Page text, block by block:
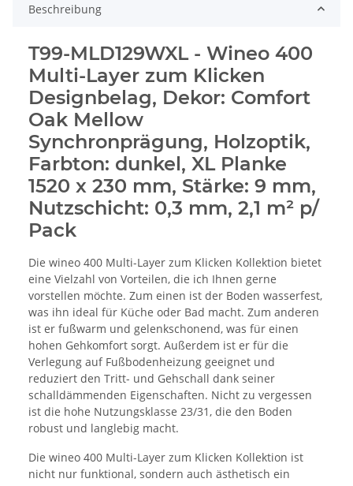
Beschreibung
T99-MLD129WXL - Wineo 400
Multi-Layer zum Klicken
Designbelag, Dekor: Comfort
Oak Mellow
Synchronprägung, Holzoptik,
Farbton: dunkel, XL Planke
1520 x 230 mm, Stärke: 9 mm,
Nutzschicht: 0,3 mm, 2,1 m² p/
Pack
Die wineo 400 Multi-Layer zum Klicken Kollektion bietet
eine Vielzahl von Vorteilen, die ich Ihnen gerne
vorstellen möchte. Zum einen ist der Boden wasserfest,
was ihn ideal für Küche oder Bad macht. Zum anderen
ist er fußwarm und gelenkschonend, was für einen
hohen Gehkomfort sorgt. Außerdem ist er für die
Verlegung auf Fußbodenheizung geeignet und
reduziert den Tritt- und Gehschall dank seiner
schalldämmenden Eigenschaften. Nicht zu vergessen
ist die hohe Nutzungsklasse 23/31, die den Boden
robust und langlebig macht.
Die wineo 400 Multi-Layer zum Klicken Kollektion ist
nicht nur funktional, sondern auch ästhetisch ein